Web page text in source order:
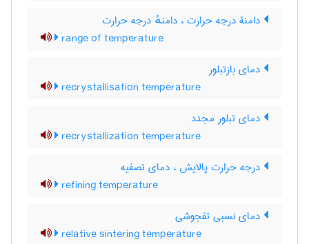
دامنۀ درجه حرارت ، دامنهٔ درجه حرارت
range of temperature
دمای بازتبلور
recrystallisation temperature
دمای تبلور مجدد
recrystallization temperature
درجه حرارت پالایش ، دمای تصفیه
refining temperature
دمای نسبی تفجوشی
relative sintering temperature